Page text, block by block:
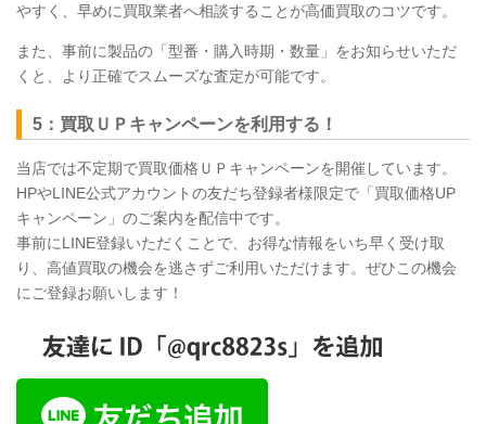
やすく、早めに買取業者へ相談することが高価買取のコツです。
また、事前に製品の「型番・購入時期・数量」をお知らせいただ
くと、より正確でスムーズな査定が可能です。
5：買取ＵＰキャンペーンを利用する！
当店では不定期で買取価格ＵＰキャンペーンを開催しています。
HPやLINE公式アカウントの友だち登録者様限定で「買取価格UP
キャンペーン」のご案内を配信中です。
事前にLINE登録いただくことで、お得な情報をいち早く受け取
り、高値買取の機会を逃さずご利用いただけます。ぜひこの機会
にご登録お願いします！